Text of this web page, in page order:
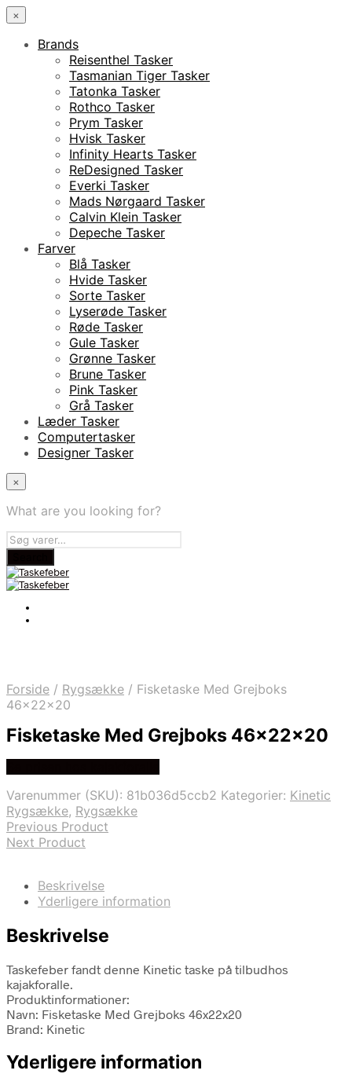
×
Brands
Reisenthel Tasker
Tasmanian Tiger Tasker
Tatonka Tasker
Rothco Tasker
Prym Tasker
Hvisk Tasker
Infinity Hearts Tasker
ReDesigned Tasker
Everki Tasker
Mads Nørgaard Tasker
Calvin Klein Tasker
Depeche Tasker
Farver
Blå Tasker
Hvide Tasker
Sorte Tasker
Lyserøde Tasker
Røde Tasker
Gule Tasker
Grønne Tasker
Brune Tasker
Pink Tasker
Grå Tasker
Læder Tasker
Computertasker
Designer Tasker
×
What are you looking for?
Forside / Rygsække / Fisketaske Med Grejboks
46x22x20
Fisketaske Med Grejboks 46x22x20
Varenummer (SKU): 81b036d5ccb2 Kategorier: Kinetic
Rygsække, Rygsække
Previous Product
Next Product
Beskrivelse
Yderligere information
Beskrivelse
Taskefeber fandt denne Kinetic taske på tilbudhos
kajakforalle.
Produktinformationer:
Navn: Fisketaske Med Grejboks 46x22x20
Brand: Kinetic
Yderligere information